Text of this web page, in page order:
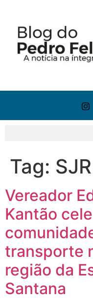
Tag: SJR
Vereador
Kantão
transporte
região da
Santana